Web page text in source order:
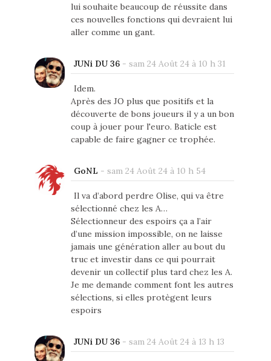
lui souhaite beaucoup de réussite dans
ces nouvelles fonctions qui devraient lui
aller comme un gant.
JUNi DU 36- sam 24 Août 24 à 10 h 31
Idem.
Après des JO plus que positifs et la
découverte de bons joueurs il y a un bon
coup à jouer pour l'euro. Baticle est
capable de faire gagner ce trophée.
GoNL - sam 24 Août 24 à 10 h 54
Il va d’abord perdre Olise, qui va être
sélectionné chez les A…
Sélectionneur des espoirs ça a l’air
d’une mission impossible, on ne laisse
jamais une génération aller au bout du
truc et investir dans ce qui pourrait
devenir un collectif plus tard chez les A.
Je me demande comment font les autres
sélections, si elles protègent leurs
espoirs
JUNi DU 36- sam 24 Août 24 à 13 h 13